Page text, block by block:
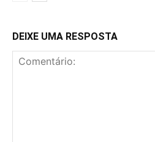
DEIXE UMA RESPOSTA